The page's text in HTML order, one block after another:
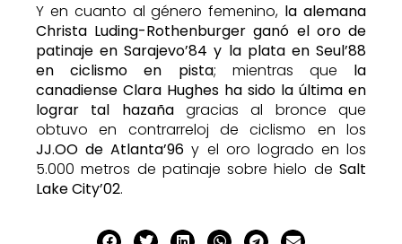
Y en cuanto al género femenino, la alemana
Christa Luding-Rothenburger ganó el oro de
patinaje en Sarajevo’84 y la plata en Seul’88
en ciclismo en pista; mientras que la
canadiense Clara Hughes ha sido la última en
lograr tal hazañagracias al bronce que
obtuvo en contrarreloj de ciclismo en los
JJ.OO de Atlanta’96 y el oro logrado en los
5.000 metros de patinaje sobre hielo de Salt
Lake City’02.